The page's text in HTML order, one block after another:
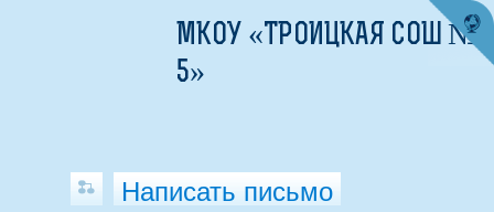
МКОУ «ТРОИЦКАЯ СОШ №
5»
Написать письмо